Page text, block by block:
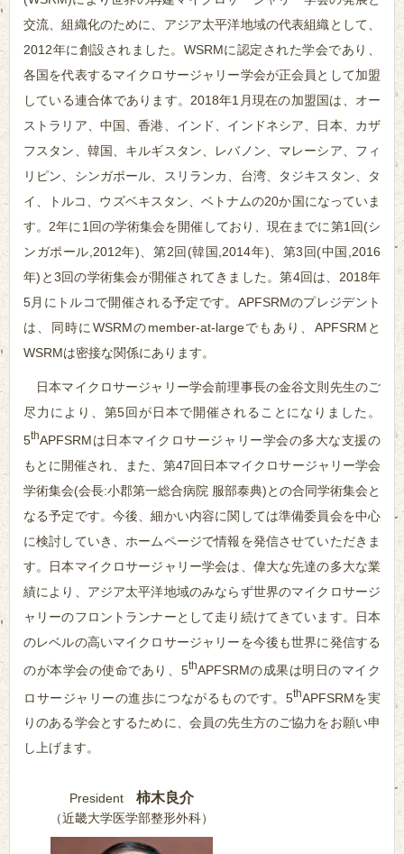
交流、組織化のために、アジア太平洋地域の代表組織として、
2012年に創設されました。WSRMに認定された学会であり、
各国を代表するマイクロサージャリー学会が正会員として加盟
している連合体であります。2018年1月現在の加盟国は、オー
ストラリア、中国、香港、インド、インドネシア、日本、カザ
フスタン、韓国、キルギスタン、レバノン、マレーシア、フィ
リピン、シンガポール、スリランカ、台湾、タジキスタン、タ
イ、トルコ、ウズベキスタン、ベトナムの20か国になっていま
す。2年に1回の学術集会を開催しており、現在までに第1回(シ
ンガポール,2012年)、第2回(韓国,2014年)、第3回(中国,2016
年)と3回の学術集会が開催されてきました。第4回は、2018年
5月にトルコで開催される予定です。APFSRMのプレジデント
は、同時にWSRMのmember-at-largeでもあり、APFSRMと
WSRMは密接な関係にあります。
日本マイクロサージャリー学会前理事長の金谷文則先生のご
尽力により、第5回が日本で開催されることになりました。
5thAPFSRMは日本マイクロサージャリー学会の多大な支援の
もとに開催され、また、第47回日本マイクロサージャリー学会
学術集会(会長:小郡第一総合病院 服部泰典)との合同学術集会と
なる予定です。今後、細かい内容に関しては準備委員会を中心
に検討していき、ホームページで情報を発信させていただきま
す。日本マイクロサージャリー学会は、偉大な先達の多大な業
績により、アジア太平洋地域のみならず世界のマイクロサージ
ャリーのフロントランナーとして走り続けてきています。日本
のレベルの高いマイクロサージャリーを今後も世界に発信する
のが本学会の使命であり、5thAPFSRMの成果は明日のマイク
ロサージャリーの進歩につながるものです。5thAPFSRMを実
りのある学会とするために、会員の先生方のご協力をお願い申
し上げます。
President 柿木良介
（近畿大学医学部整形外科）